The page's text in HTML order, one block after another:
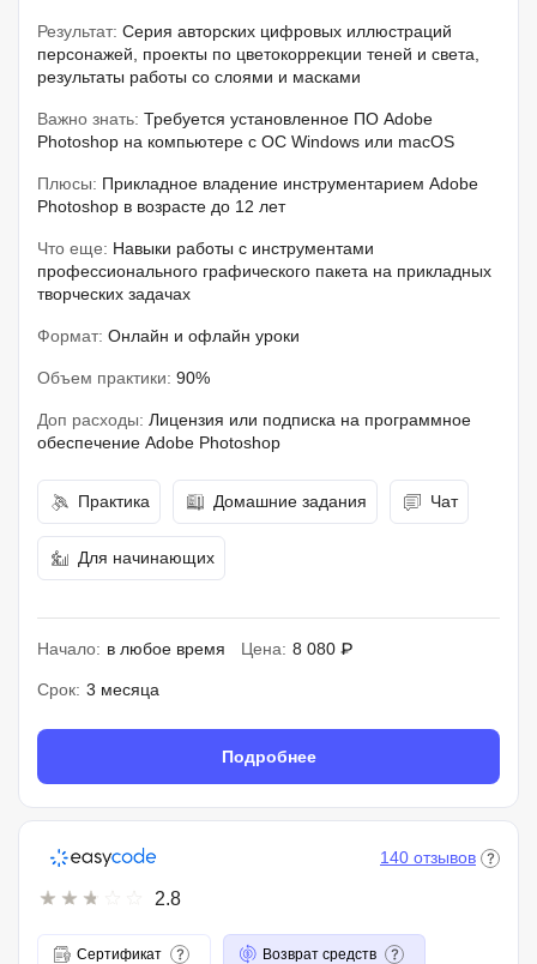
Результат: Серия авторских цифровых иллюстраций
персонажей, проекты по цветокоррекции теней и света,
результаты работы со слоями и масками
Важно знать: Требуется установленное ПО Adobe
Photoshop на компьютере с ОС Windows или macOS
Плюсы: Прикладное владение инструментарием Adobe
Photoshop в возрасте до 12 лет
Что еще: Навыки работы с инструментами
профессионального графического пакета на прикладных
творческих задачах
Формат: Онлайн и офлайн уроки
Объем практики: 90%
Доп расходы: Лицензия или подписка на программное
обеспечение Adobe Photoshop
Практика Домашние задания Чат
Для начинающих
Начало: в любое время Цена: 8 080 ₽
Срок: 3 месяца
Подробнее
2.8
140 отзывов
Сертификат Возврат средств